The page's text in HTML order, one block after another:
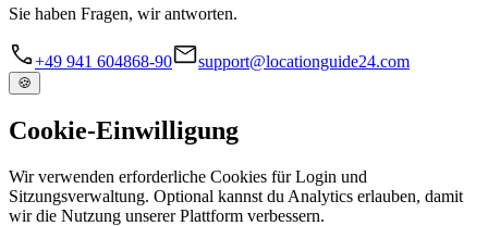
Sie haben Fragen, wir antworten.
+49 941 604868-90 support@locationguide24.com
🍪
Cookie-Einwilligung
Wir verwenden erforderliche Cookies für Login und
Sitzungsverwaltung. Optional kannst du Analytics erlauben, damit
wir die Nutzung unserer Plattform verbessern.